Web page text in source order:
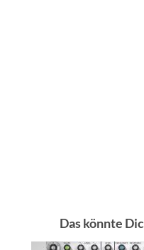
Das könnte